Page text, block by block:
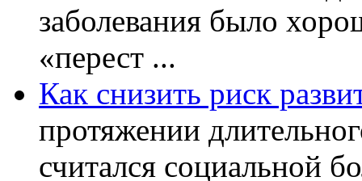
заболевания было
«перест ...
Как снизить риск
протяжении
считался социальной